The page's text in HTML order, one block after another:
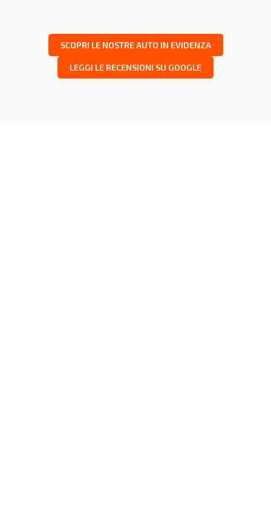
SCOPRI LE NOSTRE AUTO IN EVIDENZA
LEGGI LE RECENSIONI SU GOOGLE